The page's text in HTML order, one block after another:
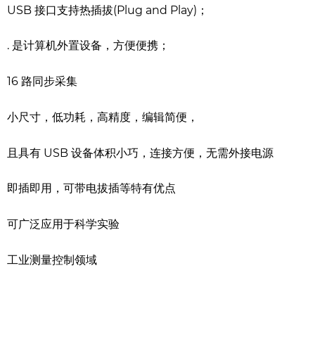
USB 接口支持热插拔(Plug and Play)；
. 是计算机外置设备，方便便携；
16 路同步采集
小尺寸，低功耗，高精度，编辑简便，
且具有 USB 设备体积小巧，连接方便，无需外接电源
即插即用，可带电拔插等特有优点
可广泛应用于科学实验
工业测量控制领域